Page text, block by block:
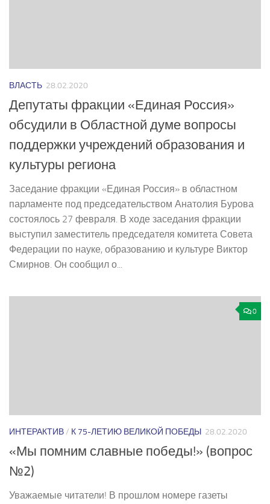
ВЛАСТЬ 28.02.2020
Депутаты фракции «Единая Россия»
обсудили в Областной думе вопросы
поддержки учреждений образования и
культуры региона
Заседание фракции «Единая Россия» в областном
парламенте под председательством Анатолия Бурова
состоялось 27 февраля. В ходе заседания фракции
выступил заместитель председателя комитета Совета
Федерации по науке, образованию и культуре Виктор
Смирнов. Он сообщил о...
0
ИНТЕРАКТИВ/ К 75-ЛЕТИЮ ВЕЛИКОЙ ПОБЕДЫ 28.02.2020
«Мы помним славные победы!» (вопрос
№2)
Уважаемые читатели! В прошлом номере газеты